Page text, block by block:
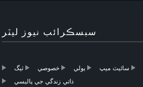
سبسڪرائب نيوز ليٽر
ٽيگ خصوصي ٻولي سائيٽ ميپ
ذاتي زندگي جي پاليسي